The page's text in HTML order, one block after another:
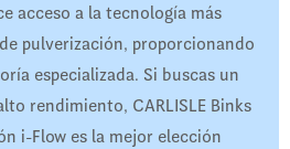
acceso a la tecnología más
pulverización, proporcionando
especializada. Si buscas un
rendimiento, CARLISLE Binks
i-Flow es la mejor elección